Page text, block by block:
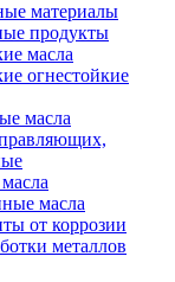
материалы
продукты
масла
огнестойкие
масла
масла
от коррозии
металлов